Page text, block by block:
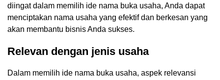
diingat dalam memilih ide nama buka usaha, Anda dapat
menciptakan nama usaha yang efektif dan berkesan yang
akan membantu bisnis Anda sukses.
Relevan dengan jenis usaha
Dalam memilih ide nama buka usaha, aspek relevansi